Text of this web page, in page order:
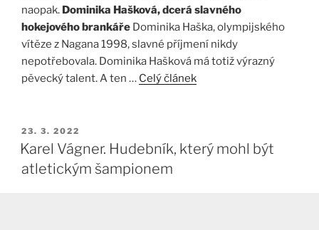
naopak. Dominika Hašková, dcerá slavného
hokejového brankáře Dominika Haška, olympijského
vítěze z Nagana 1998, slavné příjmení nikdy
nepotřebovala. Dominika Hašková má totiž výrazný
pěvecký talent. A ten … Celý článek
PUBLIKOVÁNO
23. 3. 2022
Karel Vágner. Hudebník, který mohl být
atletickým šampionem